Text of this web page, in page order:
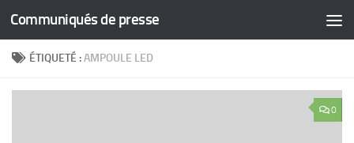
Skip to content
Communiqués de presse
ÉTIQUETÉ :AMPOULE LED
0